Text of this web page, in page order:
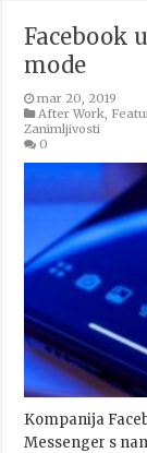
Facebook
mode
mar 20, 2019
After Work
Zanimljivosti
0
Kompanija
Messenger s